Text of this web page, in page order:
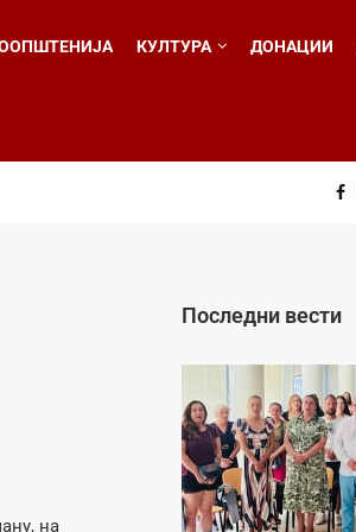
КУЛТУРА ДОНАЦИИ
на
Последни вести